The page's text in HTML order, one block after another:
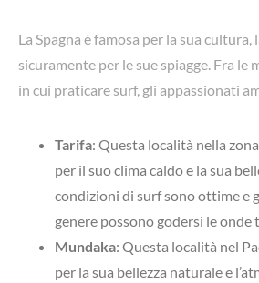
La Spagna è famosa per la sua cultura,
sicuramente per le sue spiagge. Fra le
in cui praticare surf, gli appassionati
Tarifa: Questa località nella
per il suo clima caldo e la sua
condizioni di surf sono ottime e
genere possono godersi le onde
Mundaka: Questa località nel
per la sua bellezza naturale e